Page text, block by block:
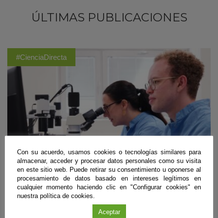
ÚLTIMAS PUBLICACIONES
#CienciaDirecta
Biomedicina
Con su acuerdo, usamos cookies o tecnologías similares para
almacenar, acceder y procesar datos personales como su visita
en este sitio web. Puede retirar su consentimiento u oponerse al
procesamiento de datos basado en intereses legítimos en
cualquier momento haciendo clic en "Configurar cookies" en
nuestra política de cookies.
Aceptar